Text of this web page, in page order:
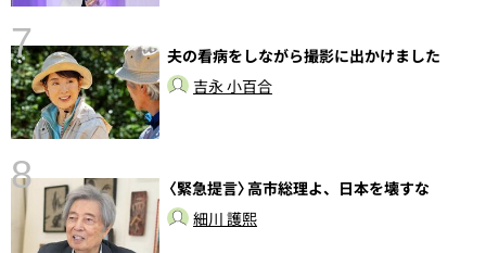
7
夫の看病をしながら撮影に出かけました
吉永 小百合
8
〈緊急提言〉高市総理よ、日本を壊すな
細川 護熙